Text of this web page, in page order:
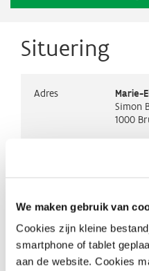
We maken gebruik van
Cookies zijn kleine
smartphone of tablet
aan de website. Cookies
Situering
Adres
Marie-
Simon
1000